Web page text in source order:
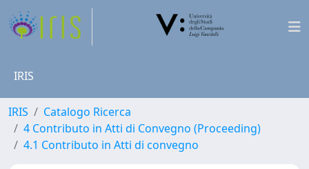
IRIS
IRIS
Catalogo Ricerca
4 Contributo in Atti di Convegno (Proceeding)
4.1 Contributo in Atti di convegno